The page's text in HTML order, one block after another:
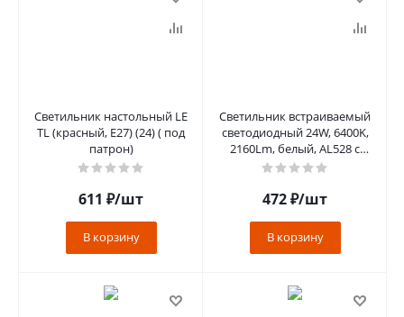
Светильник настольный LE
TL (красный, E27) (24) ( под
патрон)
611 ₽/шт
В корзину
Светильник встраиваемый
светодиодный 24W, 6400K,
2160Lm, белый, AL528 с
драйвером в комплекте
472₽/шт
В корзину